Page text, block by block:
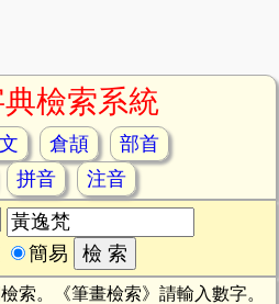
檢索系統
倉頡
部首
拼音
注音
簡易
索。《筆畫檢索》請輸入數字。